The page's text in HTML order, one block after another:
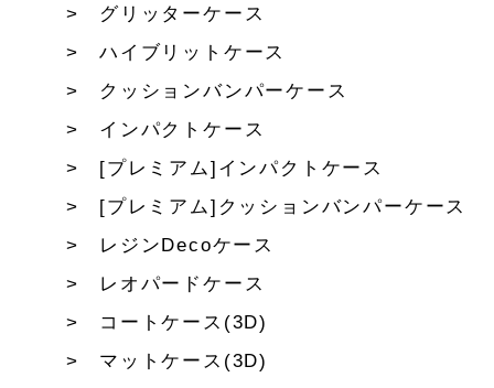
グリッターケース
ハイブリットケース
クッションバンパーケース
インパクトケース
[プレミアム]インパクトケース
[プレミアム]クッションバンパーケース
レジンDecoケース
レオパードケース
コートケース(3D)
マットケース(3D)